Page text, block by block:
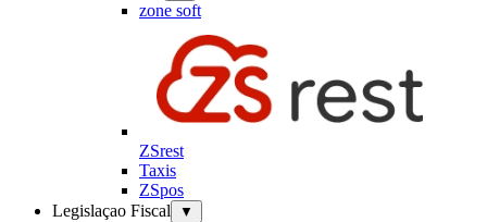
zone soft
ZSrest
Taxis
ZSpos
Legislaçao Fiscal
▼